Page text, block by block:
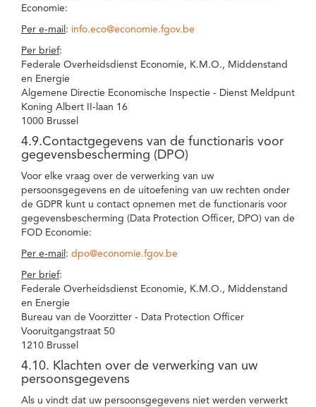
Economie:
Per e-mail : info.eco@economie.fgov.be
Per brief:
Federale Overheidsdienst Economie, K.M.O., Middenstand
en Energie
Algemene Directie Economische Inspectie - Dienst Meldpunt
Koning Albert II-laan 16
1000 Brussel
4.9.Contactgegevens van de functionaris voor
gegevensbescherming (DPO)
Voor elke vraag over de verwerking van uw
persoonsgegevens en de uitoefening van uw rechten onder
de GDPR kunt u contact opnemen met de functionaris voor
gegevensbescherming (Data Protection Officer, DPO) van de
FOD Economie:
Per e-mail : dpo@economie.fgov.be
Per brief:
Federale Overheidsdienst Economie, K.M.O., Middenstand
en Energie
Bureau van de Voorzitter - Data Protection Officer
Vooruitgangstraat 50
1210 Brussel
4.10. Klachten over de verwerking van uw
persoonsgegevens
Als u vindt dat uw persoonsgegevens niet werden verwerkt